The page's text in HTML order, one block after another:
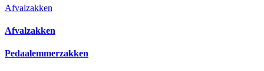
Afvalzakken
Afvalzakken
Pedaalemmerzakken